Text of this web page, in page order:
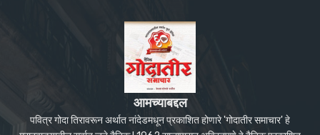
आमच्याबद्दल
पवित्र गोदा तिरावरून अर्थात नांदेडमधून प्रकाशित होणारे 'गोदातीर समाचार' हे